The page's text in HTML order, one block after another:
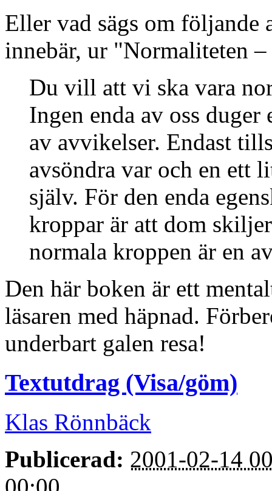
Eller vad sägs om
innebär, ur "Normaliteten
Du vill att vi ska vara
Ingen enda av oss
av avvikelser. Endast
avsöndra var och en ett
själv. För den enda
kroppar är att dom
normala kroppen är en
Den här boken är ett
läsaren med häpnad.
underbart galen resa!
Textutdrag (Visa/göm)
Klas Rönnbäck
Publicerad: 2001-02-14